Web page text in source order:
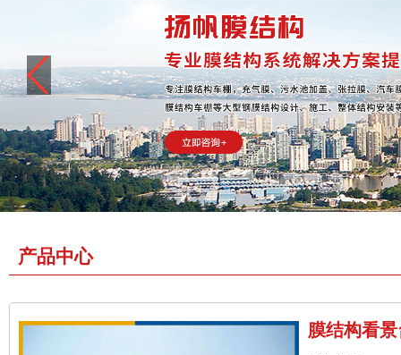
产品中心
膜结构看景